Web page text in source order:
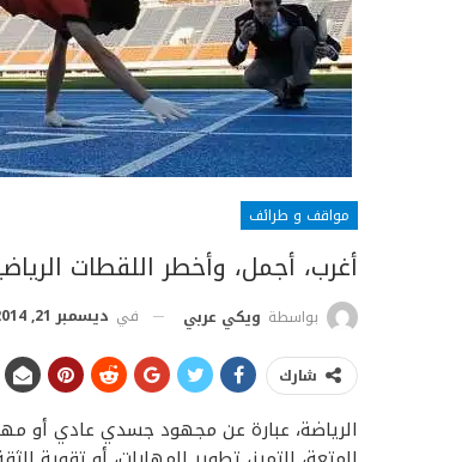
مواقف و طرائف
أغرب، أجمل، وأخطر اللقطات
بواسطة ويكي عربي في ديسمبر 21, 2014
شارك
الرياضة، عبارة عن مجهود جسدي عادي أو